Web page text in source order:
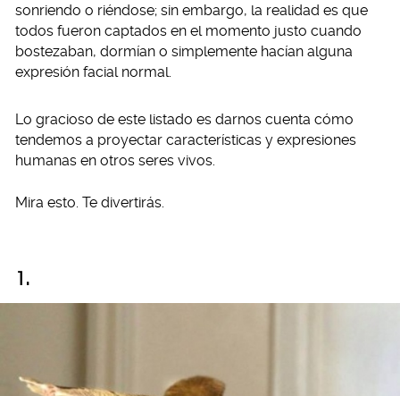
sonriendo o riéndose; sin embargo, la realidad es que
todos fueron captados en el momento justo cuando
bostezaban, dormían o simplemente hacían alguna
expresión facial normal.
Lo gracioso de este listado es darnos cuenta cómo
tendemos a proyectar características y expresiones
humanas en otros seres vivos.
Mira esto. Te divertirás.
1.